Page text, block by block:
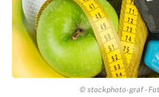
© stockphoto-graf -